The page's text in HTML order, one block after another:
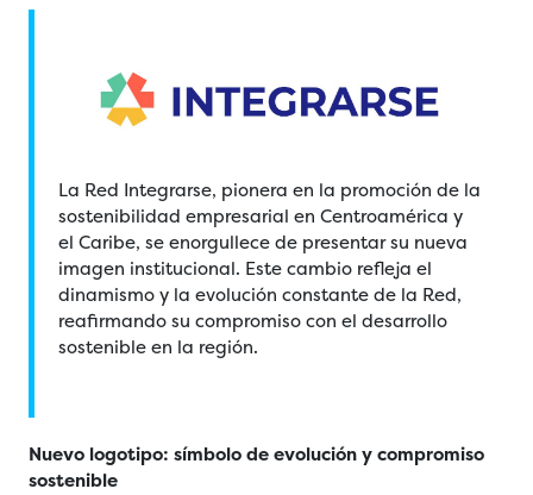
La Red Integrarse, pionera en la promoción de la
sostenibilidad empresarial en Centroamérica y
el Caribe, se enorgullece de presentar su nueva
imagen institucional. Este cambio refleja el
dinamismo y la evolución constante de la Red,
reafirmando su compromiso con el desarrollo
sostenible en la región.
Nuevo logotipo: símbolo de evolución y compromiso
sostenible